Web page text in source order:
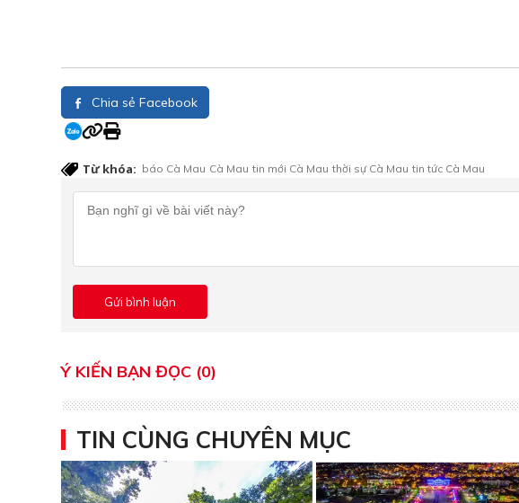
Chia sẻ Facebook
Từ khóa: báo Cà Mau Cà Mau tin mới Cà Mau thời sự Cà Mau tin tức Cà Mau
Ý KIẾN BẠN ĐỌC (0)
TIN CÙNG CHUYÊN MỤC